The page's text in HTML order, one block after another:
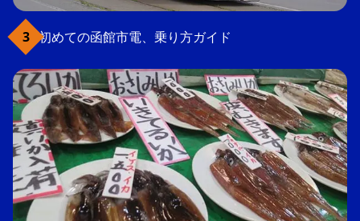
初めての函館市電、乗り方ガイド